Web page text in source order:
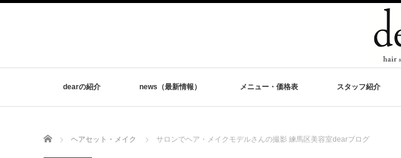
dearの紹介 news（最新情報） メニュー・価格表 スタッフ紹介
Home ヘアセット・メイク サロンでヘア・メイクモデルさんの撮影 練馬区美容室dearブログ